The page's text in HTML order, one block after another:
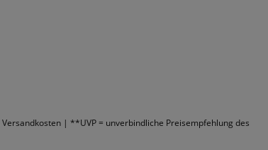
Versandkosten | **UVP = unverbindliche Preisempfehlung des